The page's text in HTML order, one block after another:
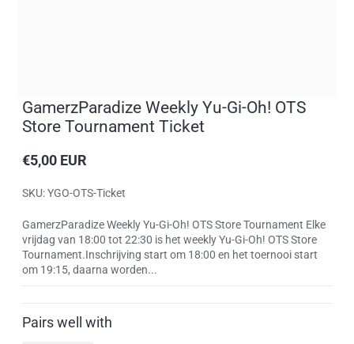
GamerzParadize Weekly Yu-Gi-Oh! OTS
Store Tournament Ticket
Reguliere
€5,00 EUR
SKU: YGO-OTS-Ticket
GamerzParadize Weekly Yu-Gi-Oh! OTS Store Tournament Elke
vrijdag van 18:00 tot 22:30 is het weekly Yu-Gi-Oh! OTS Store
Tournament.Inschrijving start om 18:00 en het toernooi start
om 19:15, daarna worden...
Pairs well with